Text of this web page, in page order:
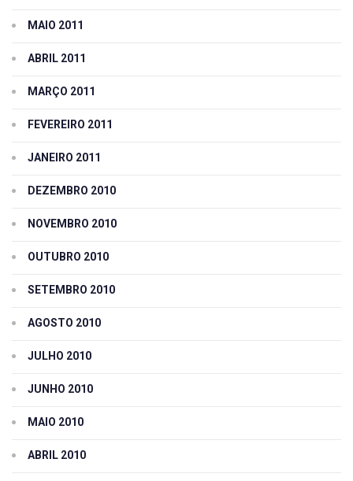
MAIO 2011
ABRIL 2011
MARÇO 2011
FEVEREIRO 2011
JANEIRO 2011
DEZEMBRO 2010
NOVEMBRO 2010
OUTUBRO 2010
SETEMBRO 2010
AGOSTO 2010
JULHO 2010
JUNHO 2010
MAIO 2010
ABRIL 2010